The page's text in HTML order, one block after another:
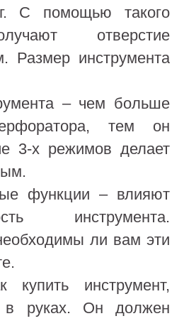
С помощью такого
отверстие
Размер инструмента
– чем больше
тем он
3-х режимов делает
функции – влияют
инструмента.
ли вам эти
инструмент,
в руках. Он должен